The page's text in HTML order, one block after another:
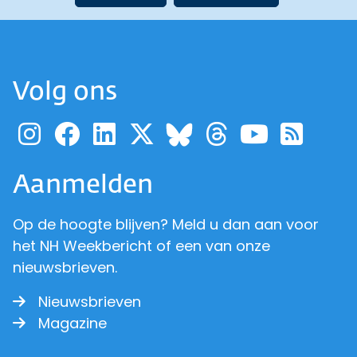
Volg ons
Ga naar de pagina van
Ga naar de pagina
Ga naar de
Ga naar de
Ga naar de
Ga naar
Ga
Aanmelden
Op de hoogte blijven? Meld u dan aan voor
het NH Weekbericht of een van onze
nieuwsbrieven.
Nieuwsbrieven
Magazine